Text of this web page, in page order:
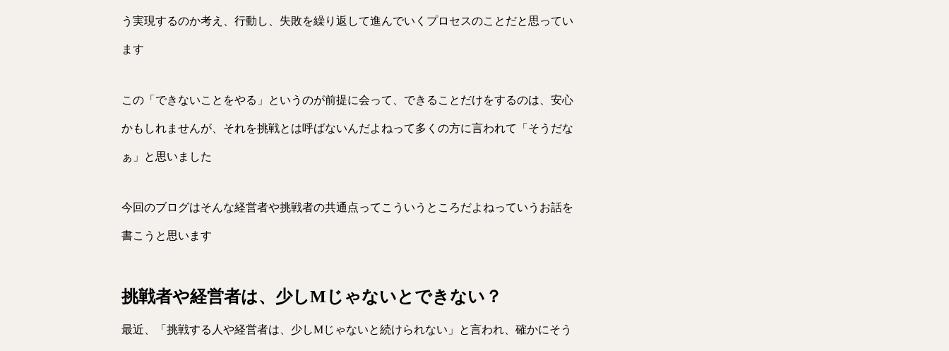
う実現するのか考え、行動し、失敗を繰り返して進んでいくプロセスのことだと思ってい
ます
この「できないことをやる」というのが前提に会って、できることだけをするのは、安心
かもしれませんが、それを挑戦とは呼ばないんだよねって多くの方に言われて「そうだな
ぁ」と思いました
今回のブログはそんな経営者や挑戦者の共通点ってこういうところだよねっていうお話を
書こうと思います
挑戦者や経営者は、少しMじゃないとできない？
最近、「挑戦する人や経営者は、少しMじゃないと続けられない」と言われ、確かにそう